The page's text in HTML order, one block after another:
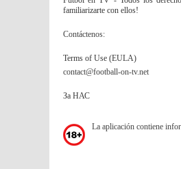
familiarizarte con ellos!
Contáctenos:
Terms of Use (EULA)
contact@football-on-tv.net
За НАС
La aplicación contiene